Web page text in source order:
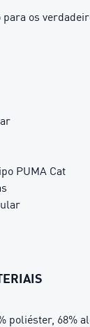
os
PUMA Cat
poliéster, 68%